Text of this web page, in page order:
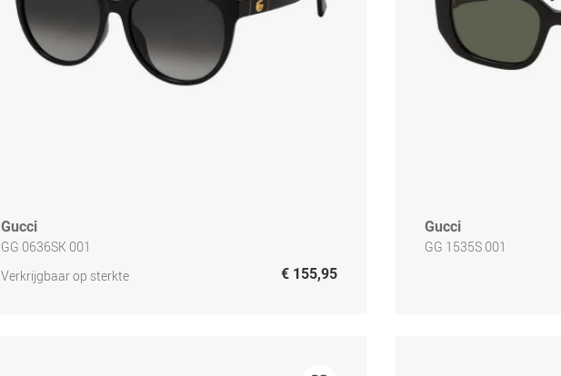
Gucci
GG 0636SK 001
Verkrijgbaar op sterkte
€ 155,95
Gucci
GG 1535S 001